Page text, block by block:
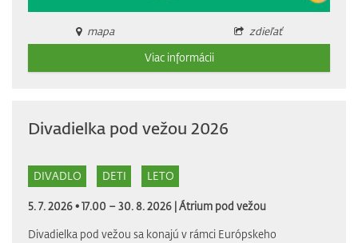
mapa
zdieľať
Viac informácii
Divadielka pod vežou 2026
DIVADLO DETI LETO
5. 7. 2026 • 17.00 – 30. 8. 2026 |Átrium pod vežou
Divadielka pod vežou sa konajú v rámci Európskeho